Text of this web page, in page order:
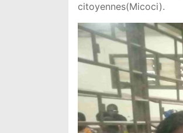
citoyennes(Micoci).